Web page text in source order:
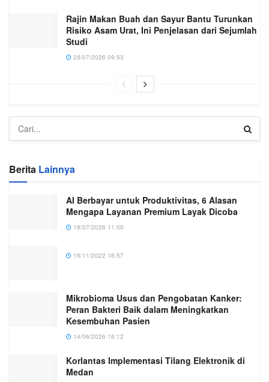
Rajin Makan Buah dan Sayur Bantu Turunkan
Risiko Asam Urat, Ini Penjelasan dari Sejumlah
Studi
28/07/2026 09:53
Berita Lainnya
AI Berbayar untuk Produktivitas, 6 Alasan
Mengapa Layanan Premium Layak Dicoba
18/07/2026 11:50
16/11/2022 16:57
Mikrobioma Usus dan Pengobatan Kanker:
Peran Bakteri Baik dalam Meningkatkan
Kesembuhan Pasien
14/06/2026 16:12
Korlantas Implementasi Tilang Elektronik di
Medan